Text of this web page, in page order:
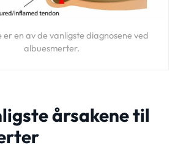
er en av de vanligste diagnosene ved
albuesmerter.
årsakene til